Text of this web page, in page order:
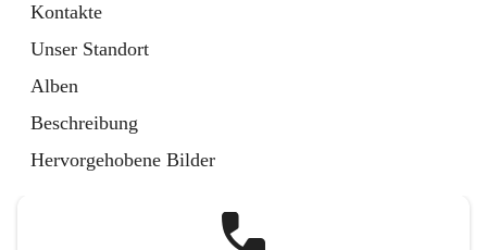
Kontakte
Unser Standort
Alben
Beschreibung
Hervorgehobene Bilder